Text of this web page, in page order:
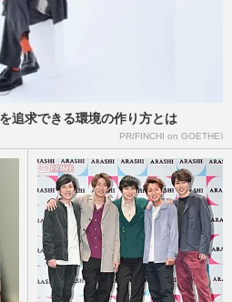
追求できる環境の作り方とは
PR(FINCHI on GOETHE)